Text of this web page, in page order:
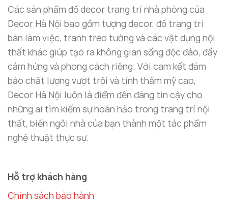
Các sản phẩm đồ decor trang trí nhà phòng của
Decor Hà Nội bao gồm tượng decor, đồ trang trí
bàn làm việc, tranh treo tường và các vật dụng nội
thất khác giúp tạo ra không gian sống độc đáo, đầy
cảm hứng và phong cách riêng. Với cam kết đảm
bảo chất lượng vượt trội và tính thẩm mỹ cao,
Decor Hà Nội luôn là điểm đến đáng tin cậy cho
những ai tìm kiếm sự hoàn hảo trong trang trí nội
thất, biến ngôi nhà của bạn thành một tác phẩm
nghệ thuật thực sự.
Hỗ trợ khách hàng
Chính sách bảo hành